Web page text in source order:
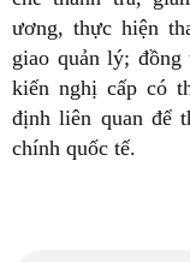
ương, thực hiện
giao quản lý;
kiến nghị cấp có
định liên quan để
chính quốc tế.